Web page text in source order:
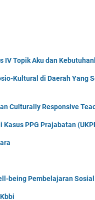
IV Topik Aku dan
Kultural di Daerah Yang
Culturally Responsive
PPG Prajabatan
being Pembelajaran Sosial